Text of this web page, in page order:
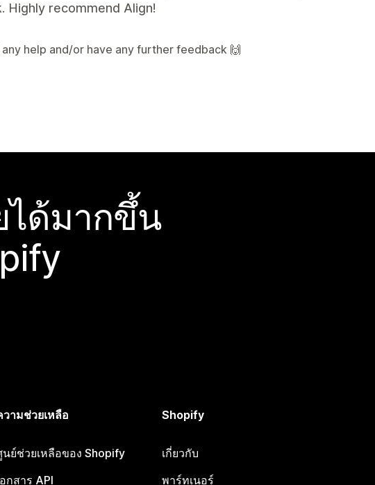
Highly recommend Align!
help and/or have any further feedback 🙌
ได้มากขึ้น
วามช่วยเหลือ
นย์ช่วยเหลือของ Shopify
อกสาร API
Shopify
เกี่ยวกับ
พาร์ทเนอร์